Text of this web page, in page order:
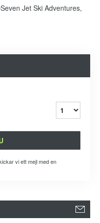
Jet Ski Adventures,
vi ett mejl med en